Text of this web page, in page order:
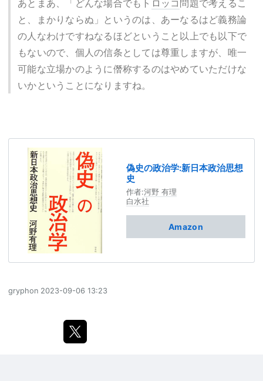
あとまあ、「どんな場合でもト ロッコ 問題で考えるこ
と、まかりならぬ」というのは、あーなるはど義務論
の人なわけですねなるほどということ以上でも以下で
もないので、個人の信条としては尊重しますが、唯一
可能な立場かのように僭称するのはやめていただけな
いかということになりますね。
偽史の政治学:新日本政治思想
史
作者:河野 有理
白水社
Amazon
gryphon 2023-09-06 13:23